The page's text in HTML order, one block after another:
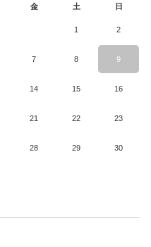
金 土 日
1 2
7 8 9
14 15 16
21 22 23
28 29 30